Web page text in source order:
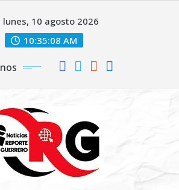
lunes, 10 agosto 2026
10:35:09 AM